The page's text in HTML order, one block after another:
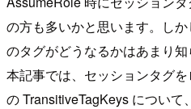
の方も多いかと思います。し
のタグがどうなるかはあまり知
本記事では、セッションタグ
の TransitiveTagKeys につい